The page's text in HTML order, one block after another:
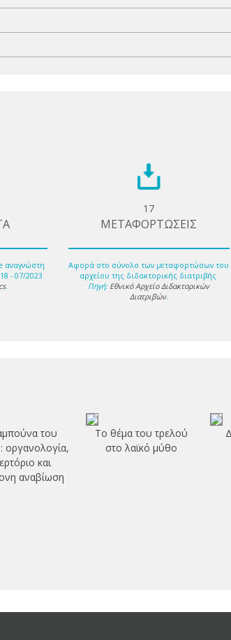
αναγνώστη
- 07/2023.
.
17
ΜΕΤΑΦΟΡΤΩΣΕΙΣ
Αφορά στο σύνολο των μεταφορτώσων του
αρχείου της διδακτορικής διατριβής.
Πηγή: Εθνικό Αρχείο Διδακτορικών
Διατριβών.
του
οργανολογία,
και
αναβίωση
Το θέμα του τρελού
στο λαϊκό μύθο